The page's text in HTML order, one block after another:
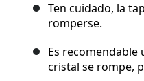
Ten cuidado, la
romperse.
Es recomendable
cristal se rompe,